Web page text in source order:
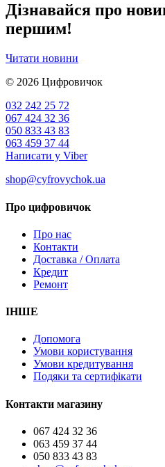
Дізнавайся про
першим!
Читати новини
© 2026 Цифровичок
032 242 25 72
067 424 32 36
050 833 43 83
063 459 37 44
Написати у Viber
shop@cyfrovychok.ua
Про цифровичок
Про нас
Контакти
Доставка / Оплата
Кредит
Ремонт
ІНШЕ
Допомога
Умови користування
Умови кредитування
Подяки та сертифікати
Контакти магазину
067 424 32 36
063 459 37 44
050 833 43 83